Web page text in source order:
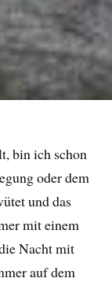
bin ich schon
oder dem
und das
mit einem
Nacht mit
auf dem